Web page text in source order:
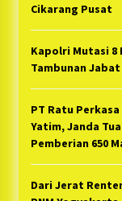
Cikarang Pusat
Kapolri Mutasi 8
Tambunan
PT Ratu
Yatim, Janda
Pemberian 650
Dari Jerat